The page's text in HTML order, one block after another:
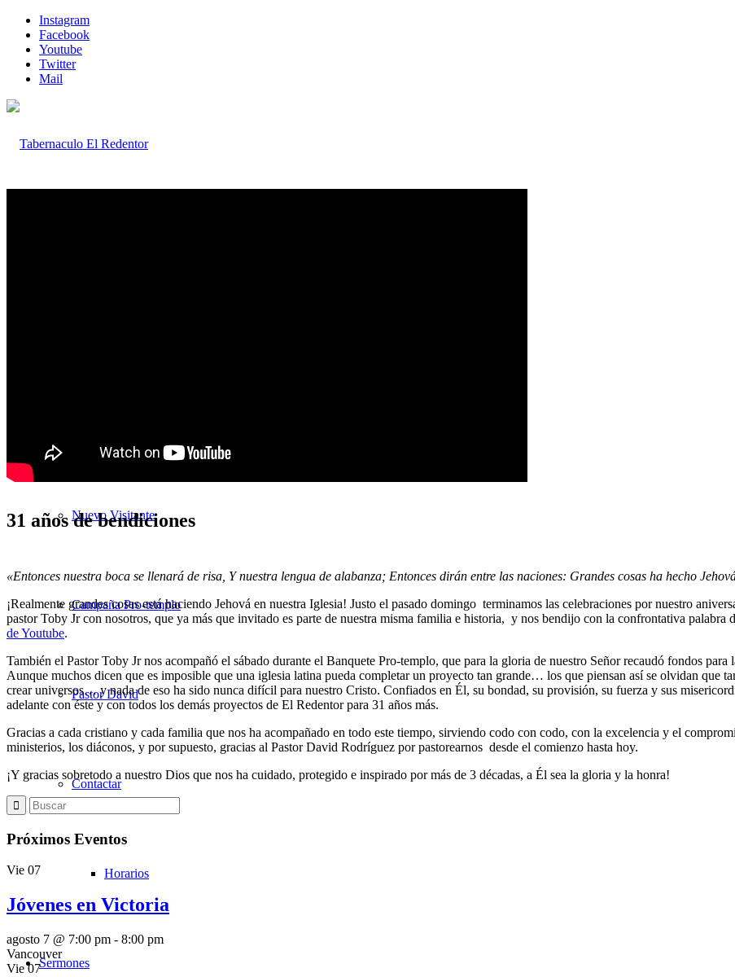
Instagram
Facebook
Youtube
Twitter
Mail
Nuevo Visitante
Campaña Pro-templo
Pastor David
Contactar
Horarios
Sermones
31 años de bendiciones
«Entonces nuestra boca se llenará de risa, Y nuestra lengua de alabanza; Entonces dirán entre las naciones: Grandes cosas ha hecho
¡Realmente grandes cosas está haciendo Jehová en nuestra Iglesia! Justo el pasado domingo terminamos las celebraciones por nuestro
pastor Toby Jr con nosotros, que ya más que invitado es parte de nuestra misma familia e historia, y nos bendijo con la confrontativa palabra
de Youtube.
También el Pastor Toby Jr nos acompañó el sábado durante el Banquete Pro-templo, que para la gloria de nuestro Señor recaudó fondos
Aunque muchos dicen que es imposible que una iglesia latina pueda completar un proyecto tan grande… los que piensan así se olvidan que
crear universos… y nada de eso ha sido nunca difícil para nuestro Cristo. Confiados en Él, su bondad, su provisión, su fuerza y sus
adelante con éste y con todos los demás proyectos de El Redentor para 31 años más.
Gracias a cada cristiano y cada familia que nos ha acompañado en todo este tiempo, sirviendo codo con codo, con la excelencia y el
ministerios, los diáconos, y por supuesto, gracias al Pastor David Rodríguez por pastorearnos desde el comienzo hasta hoy.
¡Y gracias sobretodo a nuestro Dios que nos ha cuidado, protegido e inspirado por más de 3 décadas, a Él sea la gloria y la honra!
Próximos Eventos
Vie 07
Jóvenes en Victoria
agosto 7 @ 7:00 pm - 8:00 pm
Vancouver
Vie07